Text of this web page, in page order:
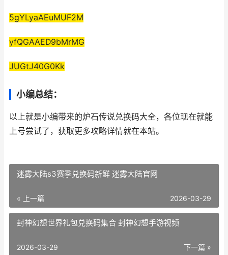
5gYLyaAEuMUF2M
yfQGAAED9bMrMG
JUGtJ40G0Kk
小编总结：
以上就是小编带来的炉石传说兑换码大全，各位现在就能
上号尝试了，获取更多攻略详情就在本站。
迷雾大陆s3赛季兑换码新鲜 迷雾大陆官网
« 上一篇 2026-03-29
封神幻想世界礼包兑换码集合 封神幻想手游视频
下一篇 »
2026-03-29